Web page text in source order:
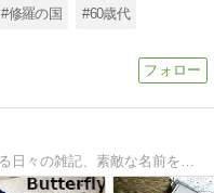
#修羅の国 #60歳代